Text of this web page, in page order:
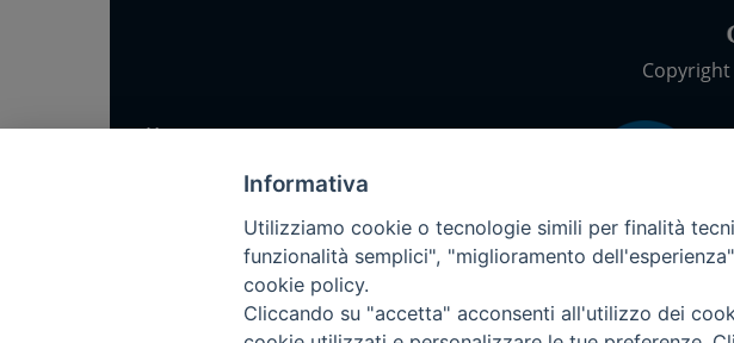
Home
Come abbonarsi
Informativa
Utilizziamo cookie o tecnologie simili per finalità
funzionalità semplici", "miglioramento
cookie policy.
Cliccando su "accetta" acconsenti all'utilizzo dei